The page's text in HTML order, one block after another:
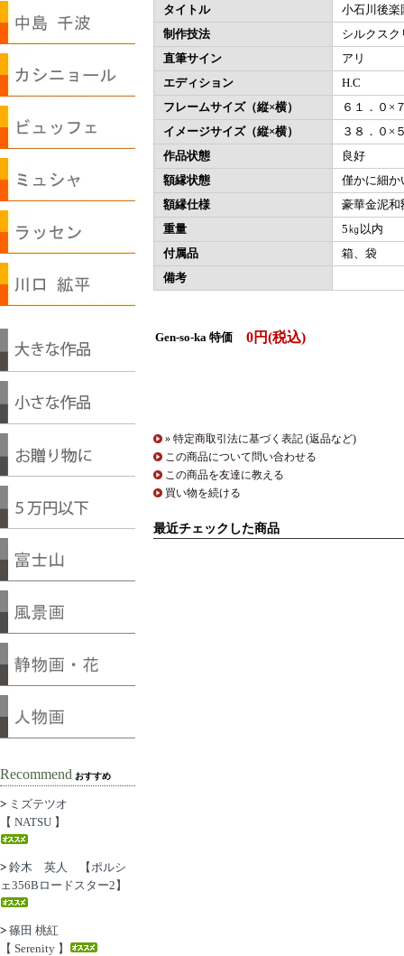
タイトル
小石川後楽
制作技法
シルクスク
直筆サイン
アリ
エディション
H.C
フレームサイズ（縦×横）
６１．０×
イメージサイズ（縦×横）
３８．０×
作品状態
良好
額縁状態
僅かに細か
額縁仕様
豪華金泥和
重量
5㎏以内
付属品
箱、袋
備考
Gen-so-ka 特価 0円(税込)
» 特定商取引法に基づく表記 (返品など)
この商品について問い合わせる
この商品を友達に教える
買い物を続ける
最近チェックした商品
Recommend おすすめ
> ミズテツオ
【 NATSU 】
> 鈴木 英人 【ポルシ
ェ356Bロードスター2】
> 篠田 桃紅
【 Serenity 】